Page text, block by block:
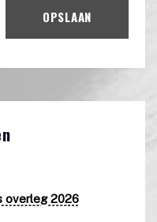
OPSLAAN
overleg 2026